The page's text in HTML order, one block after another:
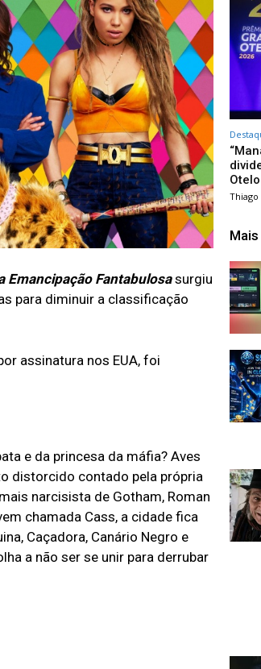
Emancipação Fantabulosasurgiu
para diminuir a classificação
assinatura nos EUA, foi
e da princesa da máfia? Aves
distorcido contado pela própria
narcisista de Gotham, Roman
chamada Cass, a cidade fica
Caçadora, Canário Negro e
a não ser se unir para derrubar